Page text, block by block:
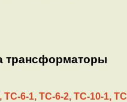
трансформаторы
6-1, ТС-6-2, ТС-10-1,